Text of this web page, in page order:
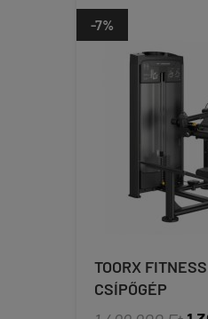
-7%
TOORX
CSÍPŐGÉP